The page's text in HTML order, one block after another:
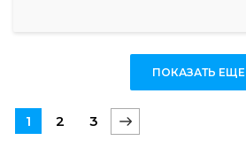
ПОКАЗАТЬ ЕЩЕ
1 2 3